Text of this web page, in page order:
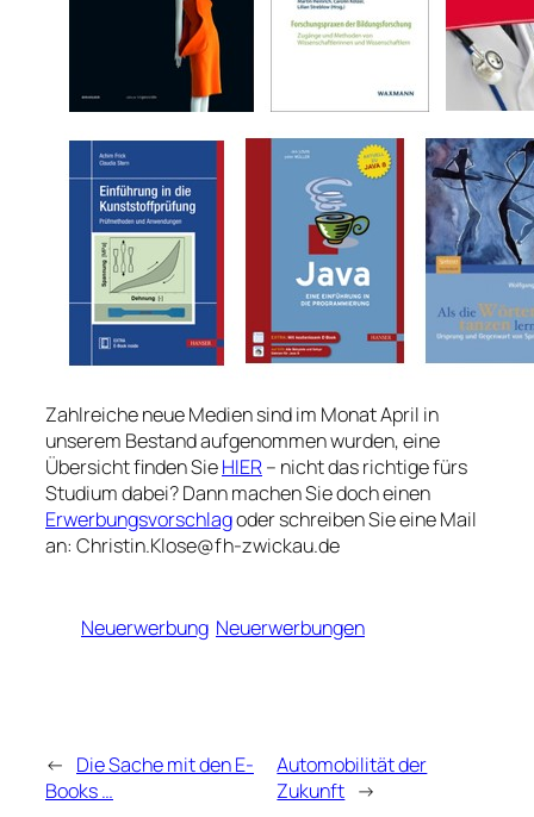
Zahlreiche neue Medien sind im Monat April in
unserem Bestand aufgenommen wurden, eine
Übersicht finden SieHIER– nicht das richtige fürs
Studium dabei? Dann machen Sie doch einen
Erwerbungsvorschlagoder schreiben Sie eine Mail
an: Christin.Klose@fh-zwickau.de
Neuerwerbung Neuerwerbungen
← Die Sache mit den E-
Books …
Automobilität der
Zukunft →